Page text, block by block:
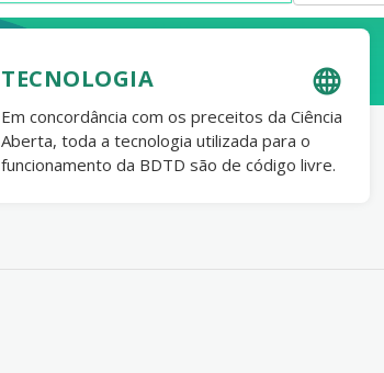
TECNOLOGIA
Em concordância com os preceitos da Ciência
Aberta, toda a tecnologia utilizada para o
funcionamento da BDTD são de código livre.